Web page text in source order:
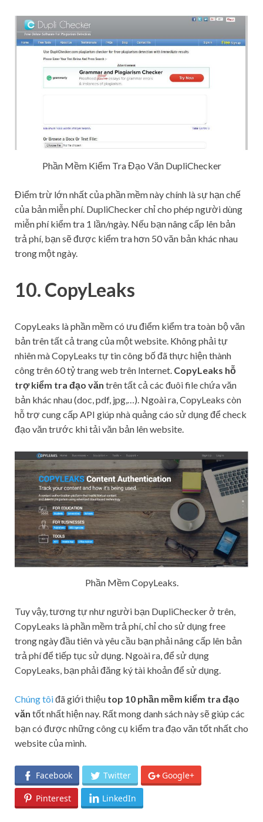
Phần Mềm Kiểm Tra Đạo Văn DupliChecker
Điểm trừ lớn nhất của phần mềm này chính là sự hạn chế
của bản miễn phí. DupliChecker chỉ cho phép người dùng
miễn phí kiểm tra 1 lần/ngày. Nếu bạn nâng cấp lên bản
trả phí, bạn sẽ được kiểm tra hơn 50 văn bản khác nhau
trong một ngày.
10. CopyLeaks
CopyLeaks là phần mềm có ưu điểm kiểm tra toàn bộ văn
bản trên tất cả trang của một website. Không phải tự
nhiên mà CopyLeaks tự tin công bố đã thực hiện thành
công trên 60 tỷ trang web trên Internet. CopyLeaks hỗ
trợ kiểm tra đạo văn trên tất cả các đuôi file chứa văn
bản khác nhau (doc, pdf, jpg,…). Ngoài ra, CopyLeaks còn
hỗ trợ cung cấp API giúp nhà quảng cáo sử dụng để check
đạo văn trước khi tải văn bản lên website.
Phần Mềm CopyLeaks.
Tuy vậy, tương tự như người bạn DupliChecker ở trên,
CopyLeaks là phần mềm trả phí, chỉ cho sử dụng free
trong ngày đầu tiên và yêu cầu bạn phải nâng cấp lên bản
trả phí để tiếp tục sử dụng. Ngoài ra, để sử dụng
CopyLeaks, bạn phải đăng ký tài khoản để sử dụng.
Chúng tôiđã giới thiệu top 10 phần mềm kiểm tra đạo
văn tốt nhất hiện nay. Rất mong danh sách này sẽ giúp các
bạn có được những công cụ kiểm tra đạo văn tốt nhất cho
website của mình.
Facebook Twitter Google+
Pinterest LinkedIn